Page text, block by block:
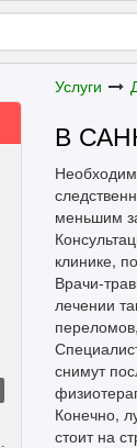
Услуги
В
меньшим
клинике,
Врачи-
лечении
снимут
Конечно,
стоит на